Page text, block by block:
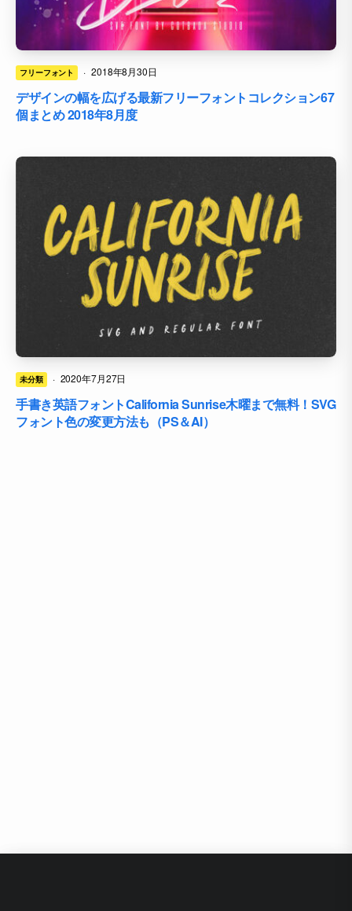
フリーフォント · 2018年8月30日
デザインの幅を広げる最新フリーフォントコレクション67
個まとめ 2018年8月度
未分類 · 2020年7月27日
手書き英語フォントCalifornia Sunrise木曜まで無料！SVG
フォント色の変更方法も（PS＆AI）